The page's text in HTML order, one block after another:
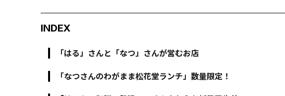
INDEX
「はる」さんと「なつ」さんが営むお店
「なつさんのわがまま松花堂ランチ」数量限定！